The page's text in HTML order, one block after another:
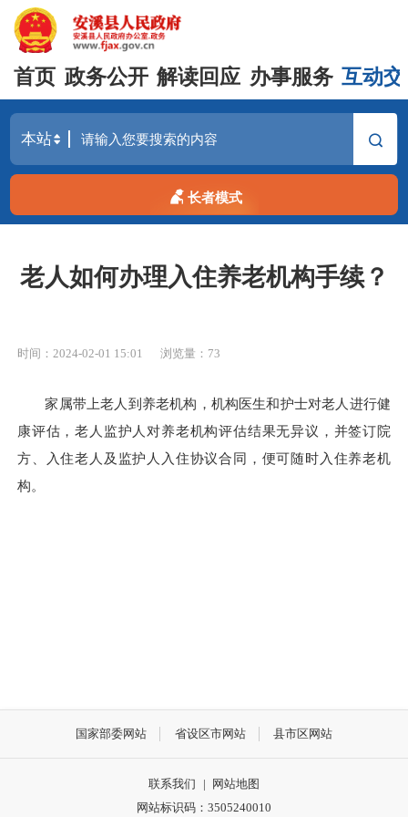
首页 政务公开 解读回应 办事服务 互动
长者模式
老人如何办理入住养老机构手续？
时间：2024-02-01 15:01 浏览量： 73
家属带上老人到养老机构，机构医生和护士对老人进行健
康评估，老人监护人对养老机构评估结果无异议，并签订院
方、入住老人及监护人入住协议合同，便可随时入住养老机
构。
国家部委网站 省设区市网站 县市区网站
联系我们 |
网站地图
网站标识码：3505240010